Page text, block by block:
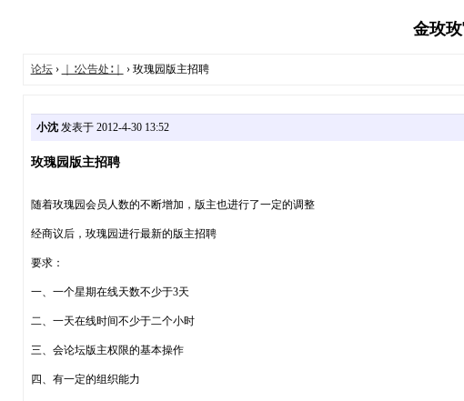
金玫
论坛› ｜∶公告处∶｜ › 玫瑰园版主招聘
小沈发表于 2012-4-30 13:52
玫瑰园版主招聘
随着玫瑰园会员人数的不断增加，版主也进行了一定的调整
经商议后，玫瑰园进行最新的版主招聘
要求：
一、一个星期在线天数不少于3天
二、一天在线时间不少于二个小时
三、会论坛版主权限的基本操作
四、有一定的组织能力